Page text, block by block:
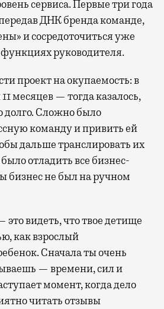
сервиса. Первые три года
ДНК бренда команде,
и сосредоточиться уже
руководителя.
проект на окупаемость: в
месяцев — тогда казалось,
долго. Сложно было
команду и привить ей
дальше транслировать их
отладить все бизнес-
бизнес не был на ручном
видеть, что твое детище
как взрослый
Сначала ты очень
— времени, сил и
момент, когда дело
читать отзывы